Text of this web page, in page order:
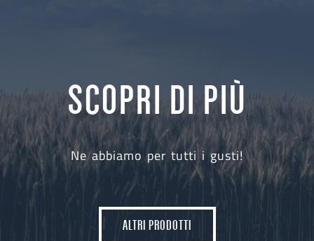
SCOPRI DI PIÙ
Ne abbiamo per tutti i gusti!
ALTRI PRODOTTI